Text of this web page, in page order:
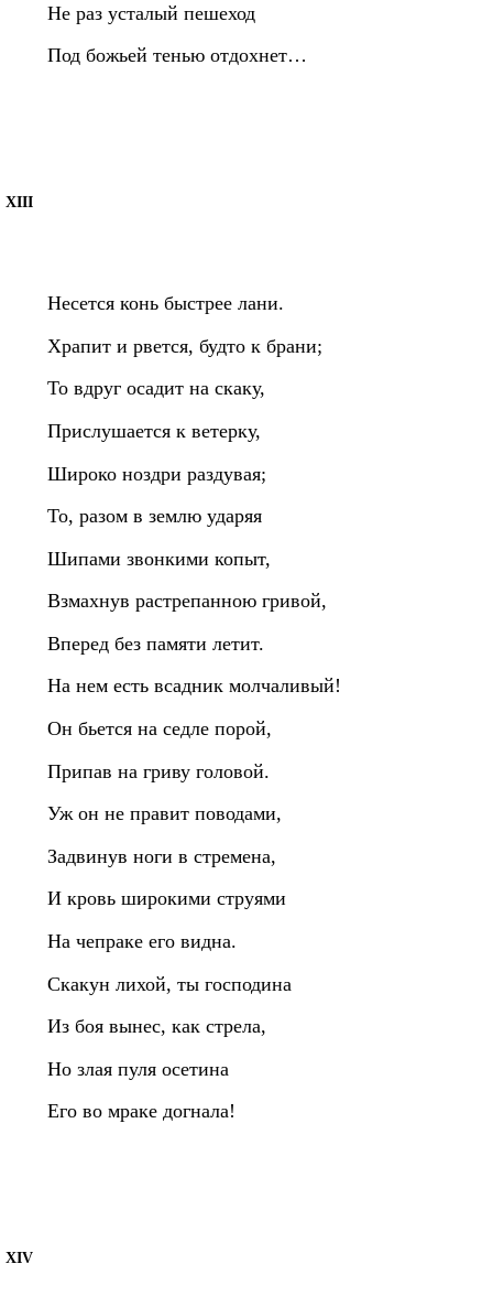
Не раз усталый пешеход
Под божьей тенью отдохнет…
XIII
Несется конь быстрее лани.
Храпит и рвется, будто к брани;
То вдруг осадит на скаку,
Прислушается к ветерку,
Широко ноздри раздувая;
То, разом в землю ударяя
Шипами звонкими копыт,
Взмахнув растрепанною гривой,
Вперед без памяти летит.
На нем есть всадник молчаливый!
Он бьется на седле порой,
Припав на гриву головой.
Уж он не правит поводами,
Задвинув ноги в стремена,
И кровь широкими струями
На чепраке его видна.
Скакун лихой, ты господина
Из боя вынес, как стрела,
Но злая пуля осетина
Его во мраке догнала!
XIV